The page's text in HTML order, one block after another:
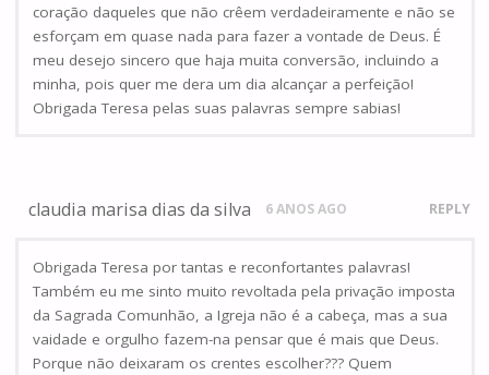
coração daqueles que não crêem verdadeiramente e não se
esforçam em quase nada para fazer a vontade de Deus. É
meu desejo sincero que haja muita conversão, incluindo a
minha, pois quer me dera um dia alcançar a perfeição!
Obrigada Teresa pelas suas palavras sempre sabias!
claudia marisa dias da silva 6 ANOS AGO REPLY
Obrigada Teresa por tantas e reconfortantes palavras!
Também eu me sinto muito revoltada pela privação imposta
da Sagrada Comunhão, a Igreja não é a cabeça, mas a sua
vaidade e orgulho fazem-na pensar que é mais que Deus.
Porque não deixaram os crentes escolher??? Quem